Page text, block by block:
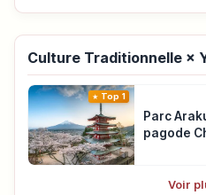
Culture Traditionnelle ×
Top 1
Parc
pagode
Voir